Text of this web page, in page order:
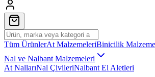
Tüm ÜrünlerAt MalzemeleriBinicilik
Nal ve Nalbant Malzemeleri
At NallarıNal ÇivileriNalbant El Aletleri